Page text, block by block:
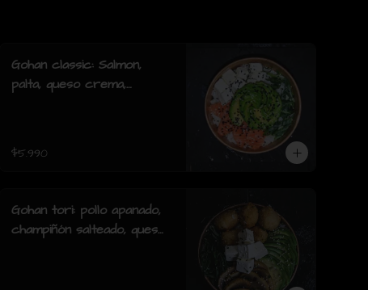
Gohan classic: Salmon,
palta, queso crema,
$5.990
Gohan tori: pollo apanado,
champiñón salteado, queso